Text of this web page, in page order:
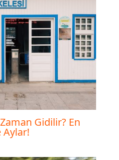
Gidilir? En
Aylar!